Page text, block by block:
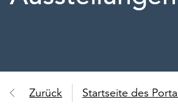
Zurück Startseite des